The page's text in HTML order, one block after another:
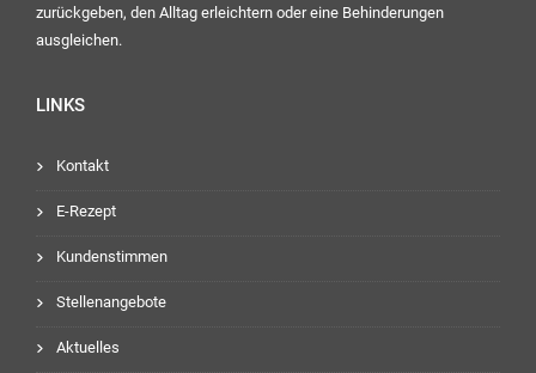
zurückgeben, den Alltag erleichtern oder eine Behinderungen
ausgleichen.
LINKS
Kontakt
E-Rezept
Kundenstimmen
Stellenangebote
Aktuelles